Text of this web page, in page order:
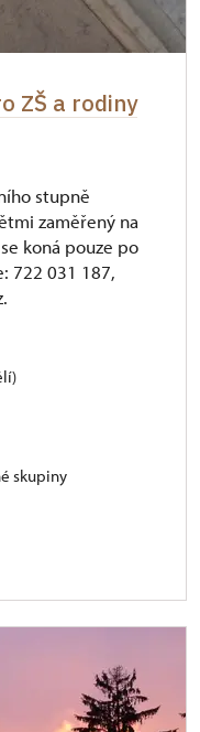
ZŠ a rodiny
stupně
zaměřený na
koná pouze po
722 031 187,
skupiny